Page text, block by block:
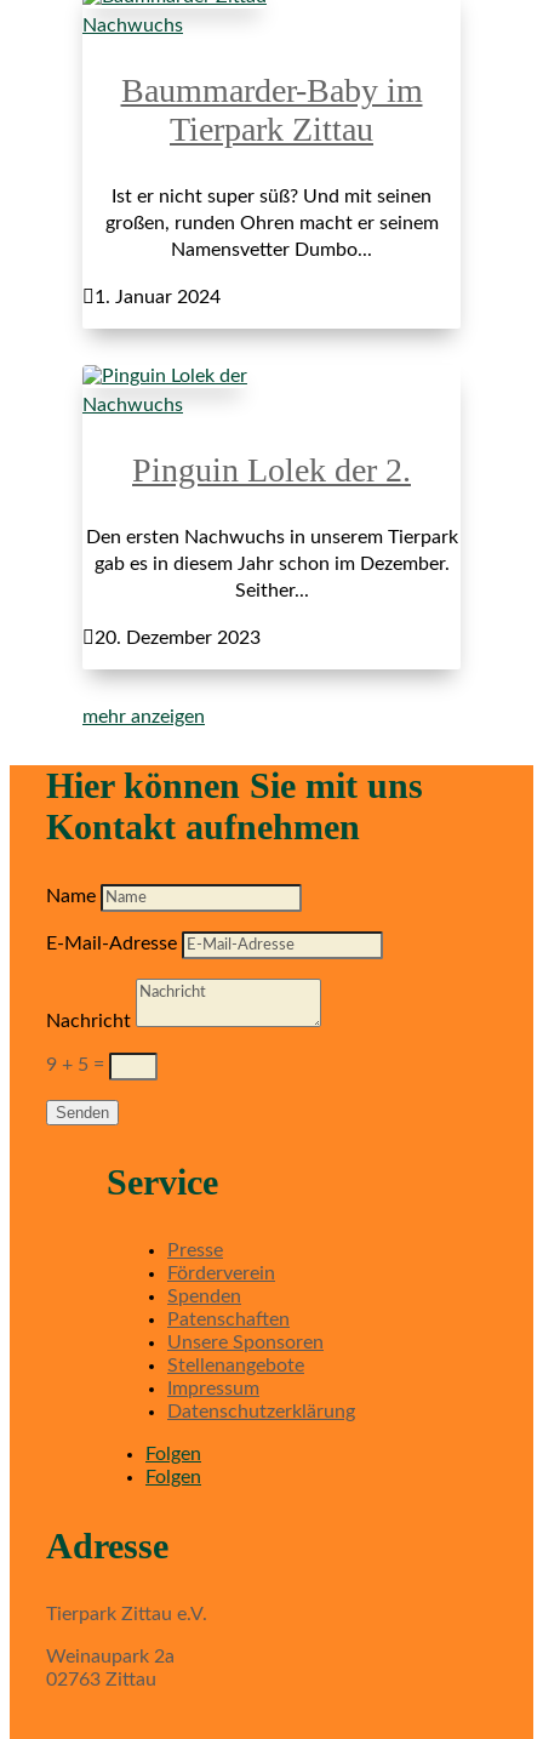
Nachwuchs
Baummarder-Baby im
Tierpark Zittau
Ist er nicht super süß? Und mit seinen
großen, runden Ohren macht er seinem
Namensvetter Dumbo...
1. Januar 2024
Nachwuchs
Pinguin Lolek der 2.
Den ersten Nachwuchs in unserem Tierpark
gab es in diesem Jahr schon im Dezember.
Seither...
20. Dezember 2023
mehr anzeigen
Hier können Sie mit uns
Kontakt aufnehmen
Name
E-Mail-Adresse
Nachricht
9 + 5 =
Senden
Service
Presse
Förderverein
Spenden
Patenschaften
Unsere Sponsoren
Stellenangebote
Impressum
Datenschutzerklärung
Folgen
Folgen
Adresse
Tierpark Zittau e.V.
Weinaupark 2a
02763 Zittau